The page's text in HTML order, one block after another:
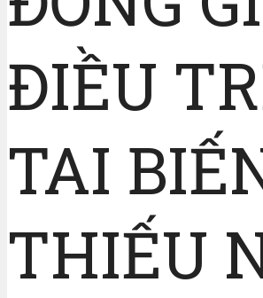
ĐIỀU
TAI
THIẾU